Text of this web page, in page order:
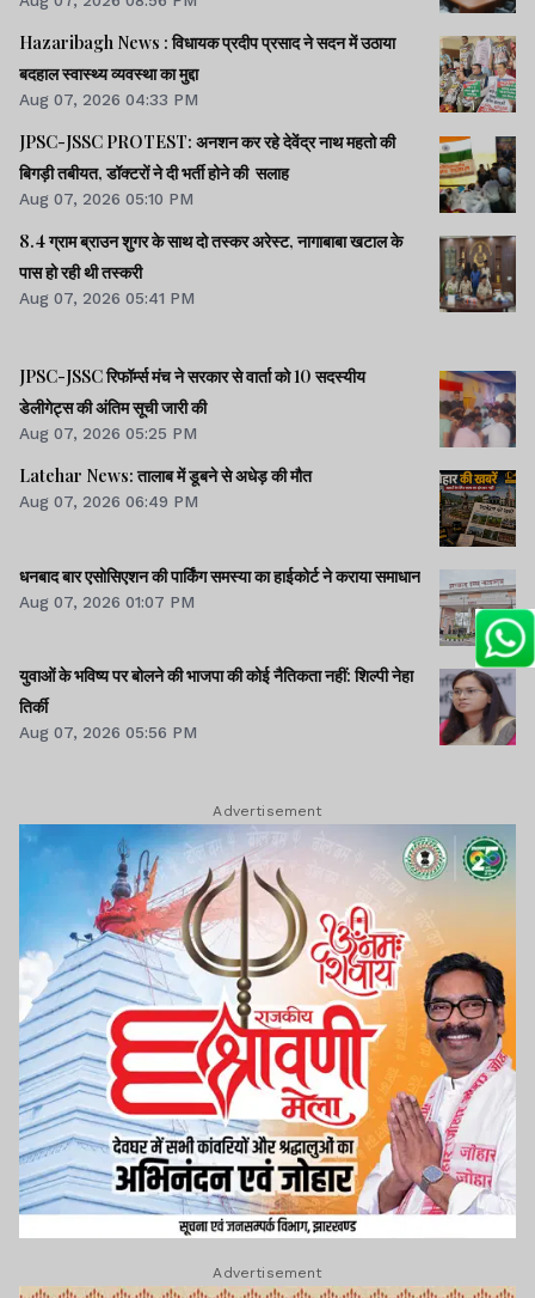
Hazaribagh News : विधायक प्रदीप प्रसाद ने सदन में उठाया
बदहाल स्वास्थ्य व्यवस्था का मुद्दा
Aug 07, 2026 04:33 PM
JPSC-JSSC PROTEST: अनशन कर रहे देवेंद्र नाथ महतो की
बिगड़ी तबीयत, डॉक्टरों ने दी भर्ती होने की सलाह
Aug 07, 2026 05:10 PM
8.4 ग्राम ब्राउन शुगर के साथ दो तस्कर अरेस्ट, नागाबाबा खटाल के
पास हो रही थी तस्करी
Aug 07, 2026 05:41 PM
JPSC-JSSC रिफॉर्म्स मंच ने सरकार से वार्ता को 10 सदस्यीय
डेलीगेट्स की अंतिम सूची जारी की
Aug 07, 2026 05:25 PM
Latehar News: तालाब में डूबने से अधेड़ की मौत
Aug 07, 2026 06:49 PM
धनबाद बार एसोसिएशन की पार्किंग समस्या का हाईकोर्ट ने कराया समाधान
Aug 07, 2026 01:07 PM
युवाओं के भविष्य पर बोलने की भाजपा की कोई नैतिकता नहीं: शिल्पी नेहा
तिर्की
Aug 07, 2026 05:56 PM
Advertisement
Advertisement